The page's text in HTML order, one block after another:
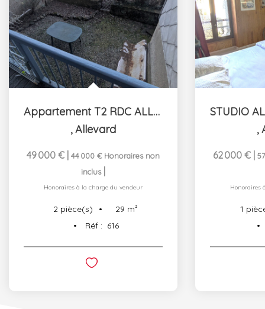
Appartement T2 RDC ALLEVARD
,Allevard
49 000 € 44 000 € Honoraires non
inclus
Honoraires à la charge du vendeur
2 pièce(s) 29 m²
Réf : 616
,
62 000 €
Honoraires
1